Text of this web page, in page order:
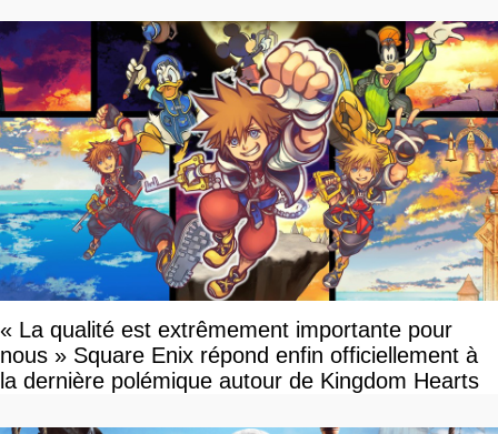
« La qualité est extrêmement importante pour
nous » Square Enix répond enfin officiellement à
la dernière polémique autour de Kingdom Hearts